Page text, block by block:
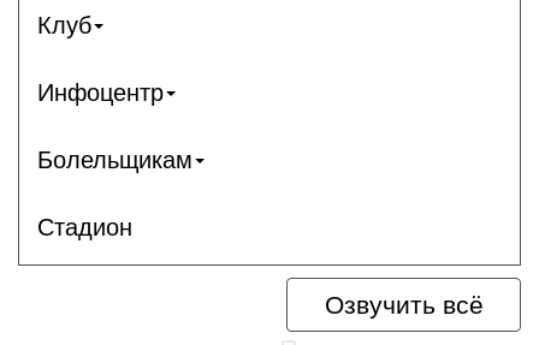
Клуб
Инфоцентр
Болельщикам
Стадион
Озвучить всё